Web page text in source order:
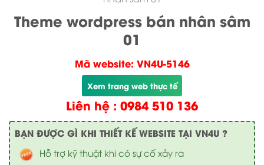
Theme wordpress bán nhân sâm
01
Mã website: VN4U-5146
Xem trang web thực tế
Liên hệ : 0984 510 136
BẠN ĐƯỢC GÌ KHI THIẾT KẾ WEBSITE TẠI VN4U ?
Hỗ trợ kỹ thuật khi có sự cố xảy ra